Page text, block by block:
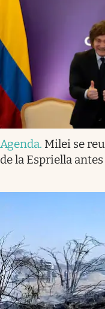
Agenda. Milei se
de la Espriella